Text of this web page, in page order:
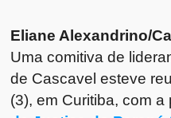
Eliane Alexandrino/
Uma comitiva de
de Cascavel esteve
(3), em Curitiba, com